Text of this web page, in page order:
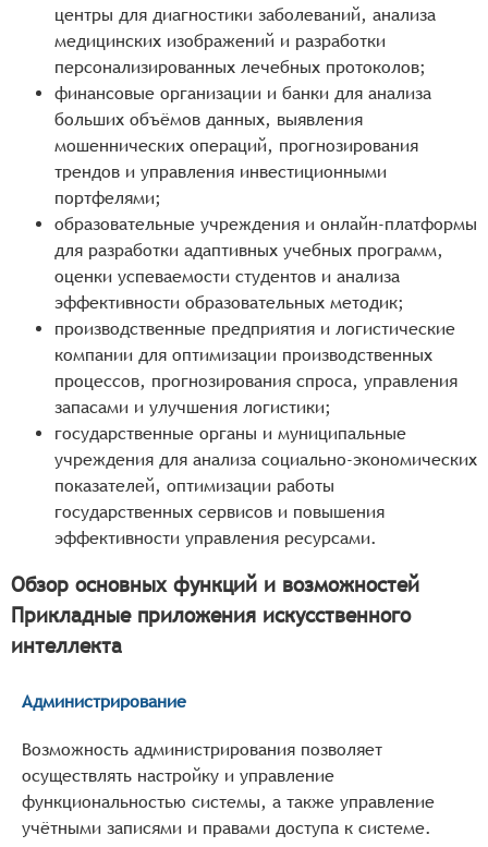
центры для диагностики заболеваний, анализа
медицинских изображений и разработки
персонализированных лечебных протоколов;
финансовые организации и банки для анализа
больших объёмов данных, выявления
мошеннических операций, прогнозирования
трендов и управления инвестиционными
портфелями;
образовательные учреждения и онлайн-платформы
для разработки адаптивных учебных программ,
оценки успеваемости студентов и анализа
эффективности образовательных методик;
производственные предприятия и логистические
компании для оптимизации производственных
процессов, прогнозирования спроса, управления
запасами и улучшения логистики;
государственные органы и муниципальные
учреждения для анализа социально-экономических
показателей, оптимизации работы
государственных сервисов и повышения
эффективности управления ресурсами.
Обзор основных функций и возможностей
Прикладные приложения искусственного
интеллекта
Администрирование
Возможность администрирования позволяет
осуществлять настройку и управление
функциональностью системы, а также управление
учётными записями и правами доступа к системе.